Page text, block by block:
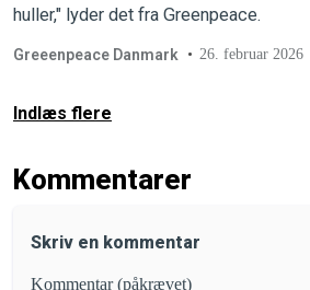
huller," lyder det fra Greenpeace.
Greeenpeace Danmark 26. februar 2026
Indlæs flere
Kommentarer
Skriv en kommentar
Kommentar (påkrævet)